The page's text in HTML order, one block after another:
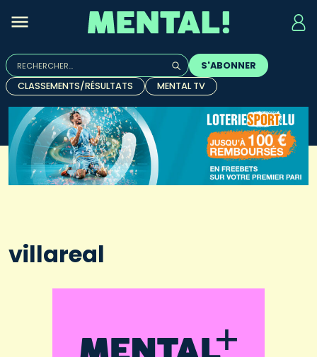
Rechercher :
Quand les résultats de l'auto-complétion sont
S'ABONNER
CLASSEMENTS/RÉSULTATS
MENTAL TV
villareal